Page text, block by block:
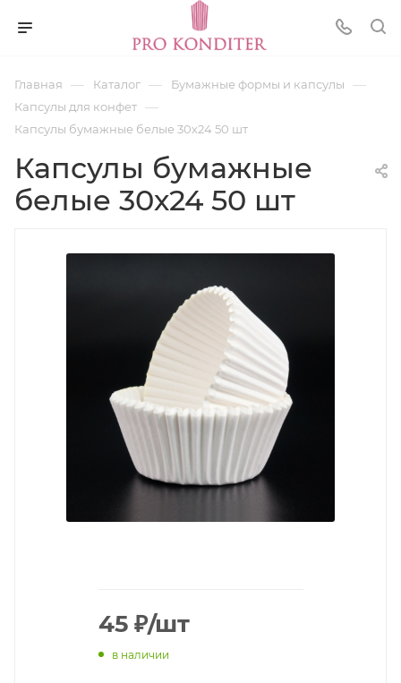
Главная — Каталог — Бумажные формы и капсулы —
Капсулы для конфет —
Капсулы бумажные белые 30х24 50 шт
Капсулы бумажные
белые 30х24 50 шт
45₽/шт
в наличии